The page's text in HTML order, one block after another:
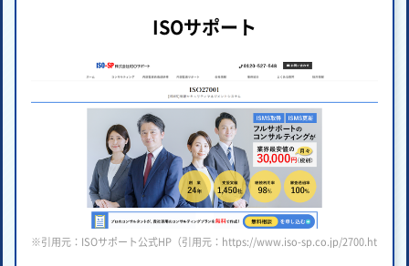
ISOサポート
※引用元：ISOサポート公式HP（引用元：https://www.iso-sp.co.jp/2700.html ）